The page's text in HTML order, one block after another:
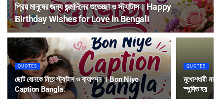
প্রিয় মানুষের জন্য জন্মদিনের শুভেচ্ছা ও স্ট্যাটাস। Happy
Birthday Wishes for Love in Bengali
QUOTES
ছোট বোনকে নিয়ে স্ট্যাটাস ও ক্যাপশন । Bon Niye
Caption Bangla.
QUOTES
মুখোশধারী
স্পন্দিত হয়